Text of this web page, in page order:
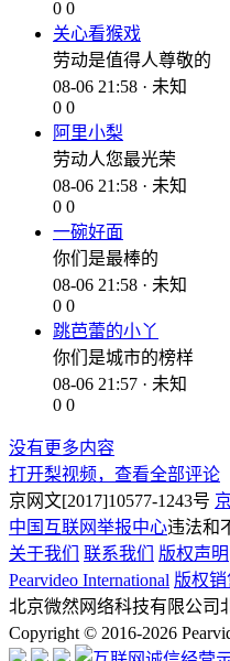
0 0
关心看猴戏
劳动是值得人尊敬的
08-06 21:58 · 未知
0 0
阿里小梨
劳动人您最光荣
08-06 21:58 · 未知
0 0
一碗好面
你们是最棒的
08-06 21:58 · 未知
0 0
跳芭蕾的小丫
你们是城市的榜样
08-06 21:57 · 未知
0 0
没有更多内容
打开梨视频，查看全部评论
京网文[2017]10577-1243号
中国互联网举报中心违法和
关于我们
联系我们 版权声明
Pearvideo International 版权
北京微然网络科技有限公司
Copyright © 2016-2026